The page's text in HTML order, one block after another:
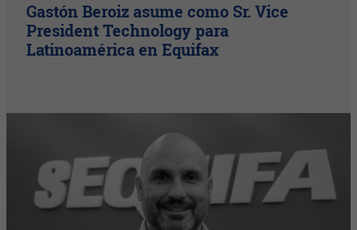
Gastón Beroiz asume como Sr. Vice
President Technology para
Latinoamérica en Equifax